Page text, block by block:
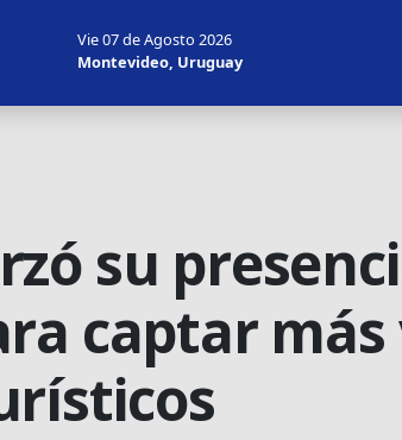
Vie 07 de Agosto 2026
Montevideo, Uruguay
su
captar